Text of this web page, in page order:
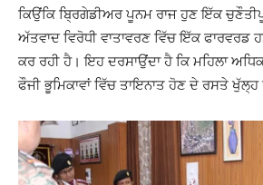
ਕਿਉਂਕਿ ਬ੍ਰਿਗੇਡੀਅਰ ਪੂਨਮ ਰਾਜ ਹੁਣ ਇੱਕ
ਅੱਤਵਾਦ ਵਿਰੋਧੀ ਵਾਤਾਵਰਣ ਵਿੱਚ ਇੱਕ ਫਾਰਵਰਡ
ਕਰ ਰਹੀ ਹੈ। ਇਹ ਦਰਸਾਉਂਦਾ ਹੈ ਕਿ ਮਹਿਲਾ
ਫੌਜੀ ਭੂਮਿਕਾਵਾਂ ਵਿੱਚ ਤਾਇਨਾਤ ਹੋਣ ਦੇ ਰਸਤੇ ਖੁੱਲ੍ਹ